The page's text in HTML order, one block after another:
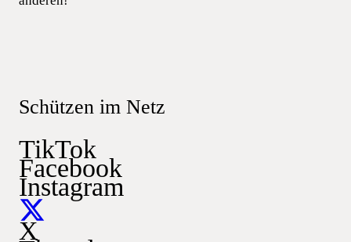
Schützen im Netz
TikTok
Facebook
Instagram
X